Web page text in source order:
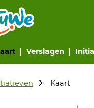
pagina)
(huidige pagina)
Verslagen
Kaart